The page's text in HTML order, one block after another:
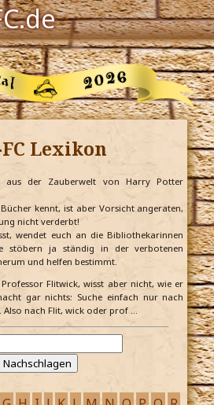
werden!
Lexikon
der Zauberwelt von Harry Potter
kennt, ist aber Vorsicht angeraten,
nicht verderbt!
wendet euch an die Bibliothekarinnen
stöbern ja ständig in der verbotenen
und helfen bestimmt.
Flitwick, wisst aber nicht, wie er
gar nichts: Suche einfach nur nach
Also nach Flit, wick oder prof …